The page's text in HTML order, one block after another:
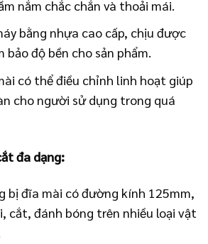
nắm chắc chắn và thoải mái.
bằng nhựa cao cấp, chịu được
bảo độ bền cho sản phẩm.
có thể điều chỉnh linh hoạt giúp
cho người sử dụng trong quá
đa dạng:
bị đĩa mài có đường kính 125mm,
cắt, đánh bóng trên nhiều loại vật